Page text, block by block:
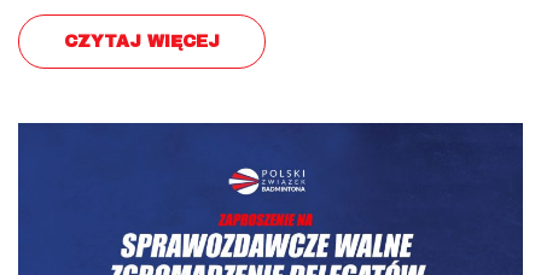
CZYTAJ WIĘCEJ